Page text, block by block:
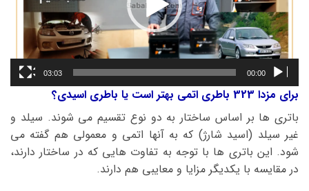
00:00
03:03
برای مزدا 323 باطری اتمی بهتر است یا باطری اسیدی؟
باتری ها بر اساس ساختار به دو نوع تقسیم می شوند. سیلد و
غیر سیلد (اسید شارژ) که به آنها اتمی و معمولی هم گفته می
شود. این باتری ها با توجه به تفاوت هایی که در ساختار دارند،
در مقایسه با یکدیگر مزایا و معایبی هم دارند.